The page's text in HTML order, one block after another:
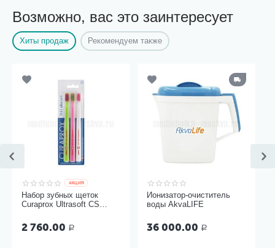
Возможно, вас это заинтересует
Хиты продаж Рекомендуем также
AКЦИЯ
Набор зубных щеток
Curaprox Ultrasoft CS
2 760.00 Р
Ионизатор-очиститель
воды AkvaLIFE
36 000.00 Р